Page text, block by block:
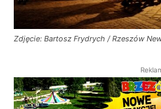
Zdjęcie: Bartosz Frydrych / Rzeszów